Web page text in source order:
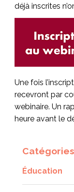
déjà inscrites
Une fois
recevront par
webinaire. Un
heure avant le
Catégories
Éducation